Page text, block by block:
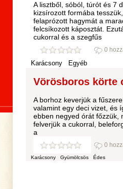
A lisztből, sóból, túrót és 7
kizsírozott formába
felaprózott hagymát a
felcsíkozott káposztát.
cukorral és a szegfűs
0
Karácsony
Egyéb
Vörösboros körte
A borhoz keverjük a
valamint egy deci vizet, és
ebben negyed órát főzzük,
felverjük a cukorral,
a
0
Karácsony Gyümölcsös Édes